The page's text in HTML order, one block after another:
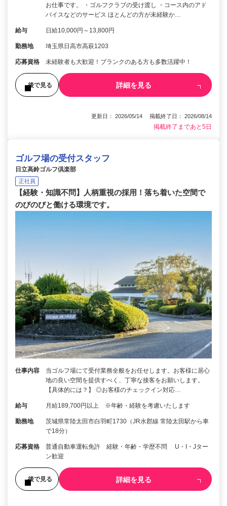
お仕事です。 ・ゴルフクラブの受け渡し ・コース内のアド
バイスなどのサービス ほとんどの方が未経験か…
給与 日給10,000円～13,800円
勤務地 埼玉県日高市高萩1203
応募資格 未経験者も大歓迎！ブランクのある方も多数活躍中！
後で見る 詳細を見る
更新日： 2026/05/14 掲載終了日： 2026/08/14
掲載終了まであと5日
ゴルフ場の受付スタッフ
日立高鈴ゴルフ倶楽部
正社員
【経験・知識不問】人柄重視の採用！落ち着いた空間で
のびのびと働ける環境です。
仕事内容
当ゴルフ場にて受付業務全般をお任せします。お客様に居心
地の良い空間を提供すべく、丁寧な接客をお願いします。
【具体的には？】 ◎お客様のチェックイン対応…
給与 月給189,700円以上 ※年齢・経験を考慮いたします
勤務地
茨城県常陸太田市白羽町1730（JR水郡線 常陸太田駅から車
で18分）
応募資格
普通自動車運転免許 経験・年齢・学歴不問 U・I・Jター
ン歓迎
後で見る 詳細を見る